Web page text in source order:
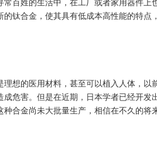
百姓的生活中，在工厂或者家用器件上
钛合金，使其具有低成本高性能的特点
想的医用材料，甚至可以植入人体，以
成危害。但是在近期，日本学者已经开发
合金尚未大批量生产，相信在不久的将